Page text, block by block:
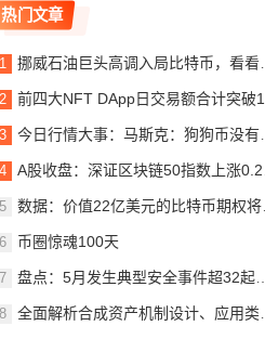
热门文章
挪威石油巨头高调入局比特币，看看他写给投资人的
前四大NFT DApp日交易额合计突破1000万美元
今日行情大事：马斯克：狗狗币没有正式组织
A股收盘：深证区块链50指数上涨0.22%
数据：价值22亿美元的比特币期权将于本周五到期
币圈惊魂100天
盘点：5月发生典型安全事件超32起，BSC链上项目超
全面解析合成资产机制设计、应用类别与发展趋势